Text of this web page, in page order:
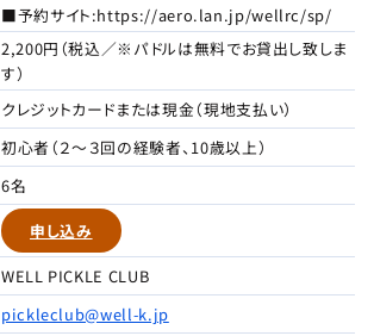
■予約サイト:https://aero.lan.jp/wellrc/sp/
2,200円（税込／※パドルは無料でお貸出し致しま
す）
クレジットカードまたは現金（現地支払い）
初心者（２～３回の経験者、10歳以上）
6名
申し込み
WELL PICKLE CLUB
pickleclub@well-k.jp